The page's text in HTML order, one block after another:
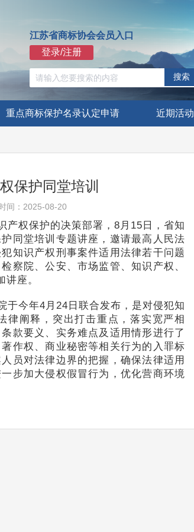
江苏省商标协会会员入口
登录/注册
搜索
重点商标保护名录认定申请 近期活动
保护同堂培训
间：2025-08-20
产权保护的决策部署，8月15日，省知
同堂培训专题讲座，邀请最高人民法
知识产权刑事案件适用法律若干问题
察院、公安、市场监管、知识产权、
座。
于今年4月24日联合发布，是对侵犯知
律阐释，突出打击重点，落实宽严相
款要义、实务难点及适用情形进行了
作权、商业秘密等相关行为的入罪标
员对法律边界的把握，确保法律适用
步加大侵权假冒行为，优化营商环境